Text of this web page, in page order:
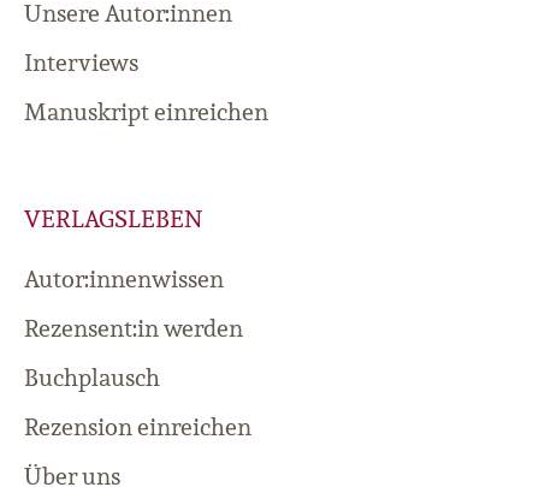
Unsere Autor:innen
Interviews
Manuskript einreichen
VERLAGSLEBEN
Autor:innenwissen
Rezensent:in werden
Buchplausch
Rezension einreichen
Über uns